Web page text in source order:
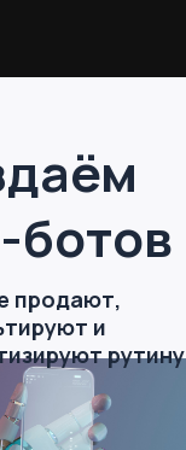
продают,
и
рутину
ботов